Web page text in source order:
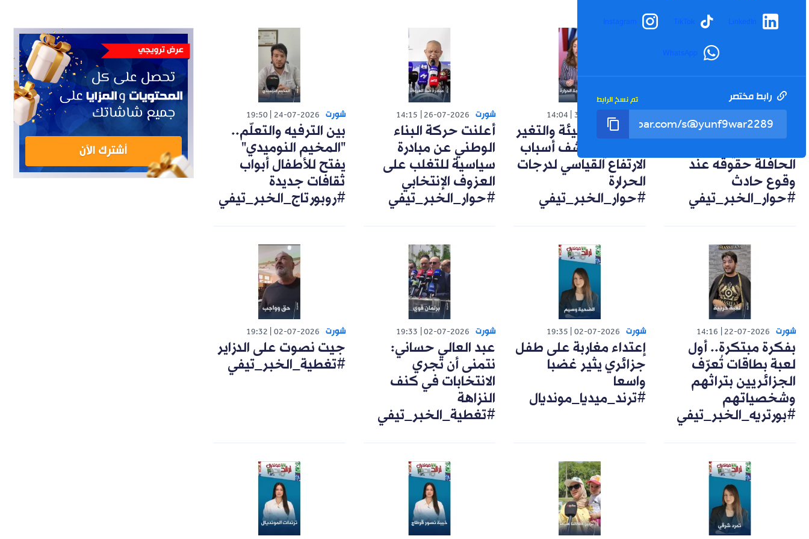
LinkedIn
TikTok
Instagram
WhatsApp
رابط مختصر تم نسخ الرابط
شورت
تعويضات وضمانات..
الحافلة حقوقه عند
وقوع حادث
#حوار_الخبر_تيفي
شورت 30-07-2026
14:04
خبيرة في البيئة والتغير
المناخي تكشف أسباب
الارتفاع القياسي لدرجات
الحرارة
#حوار_الخبر_تيفي
شورت 26-07-2026
14:15
أعلنت حركة البناء
الوطني عن مبادرة
سياسية للتغلب على
العزوف الإنتخابي
#حوار_الخبر_تيفي
شورت 24-07-2026
19:50
بين الترفيه والتعلّم..
"المخيم النوميدي"
يفتح للأطفال أبواب
ثقافات جديدة
#روبورتاج_الخبر_تيفي
شورت 22-07-2026
14:16
بفكرة مبتكرة.. أول
لعبة بطاقات تُعرّف
الجزائريين بتراثهم
وشخصياتهم
#بورتريه_الخبر_تيفي
شورت 02-07-2026
19:35
إعتداء مغاربة على طفل
جزائري يثير غضبا
واسعا
#ترند_ميديا_مونديال
شورت 02-07-2026
19:33
عبد العالي حساني:
نتمنى أن تجري
الانتخابات في كنف
النزاهة
#تغطية_الخبر_تيفي
شورت 02-07-2026
19:32
جيت نصوت على الدزاير
#تغطية_الخبر_تيفي